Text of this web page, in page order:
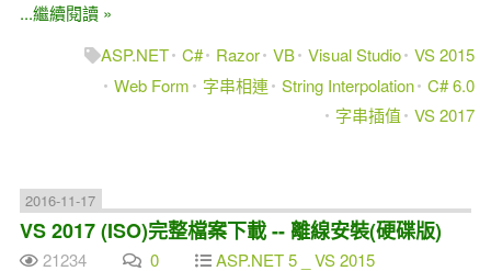
...繼續閱讀 »
ASP.NET C# Razor VB Visual Studio VS 2015
Web Form
字串相連 String Interpolation C# 6.0
字串插值
VS 2017
2016-11-17
VS 2017 (ISO)完整檔案下載 -- 離線安裝(硬碟版)
21234 0
ASP.NET 5 _ VS 2015